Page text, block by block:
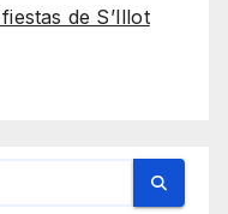
de S’Illot